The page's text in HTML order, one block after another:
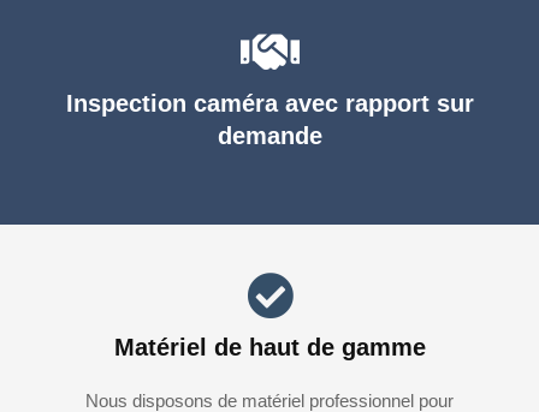
Inspection caméra avec rapport sur
demande
Matériel de haut de gamme
Nous disposons de matériel professionnel pour